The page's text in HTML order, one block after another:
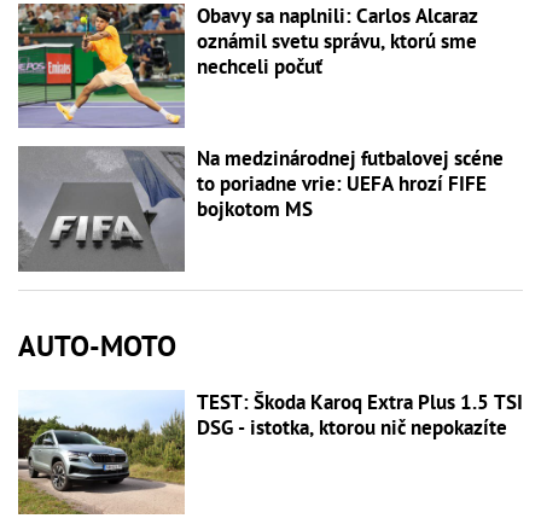
Obavy sa naplnili: Carlos Alcaraz
oznámil svetu správu, ktorú sme
nechceli počuť
Na medzinárodnej futbalovej scéne
to poriadne vrie: UEFA hrozí FIFE
bojkotom MS
AUTO-MOTO
TEST: Škoda Karoq Extra Plus 1.5 TSI
DSG - istotka, ktorou nič nepokazíte